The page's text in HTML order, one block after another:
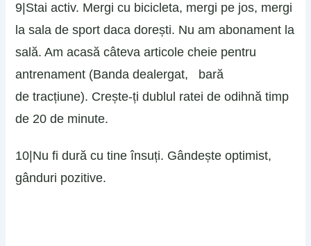
9|Stai activ. Mergi cu bicicleta, mergi pe jos, mergi
la sala de sport daca dorești. Nu am abonament la
sală. Am acasă câteva articole cheie pentru
antrenament (Banda dealergat, bară
de tracțiune). Crește-ți dublul ratei de odihnă timp
de 20 de minute.
10|Nu fi dură cu tine însuți. Gândește optimist,
gânduri pozitive.